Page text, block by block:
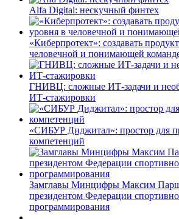
Alfa Digital: нескучный финтех
«Киберпротект»: создавать
человечной и понимающей
ГНИВЦ: сложные ИТ‑задачи и
ИТ‑стажировки
«СИБУР Диджитал»: простор для
компетенций
Замглавы Минцифры Максим
президентом Федерации
программирования